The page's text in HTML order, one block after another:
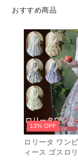
おすすめ商品
13% OFF
ロリータ ワン
ィース ゴスロ